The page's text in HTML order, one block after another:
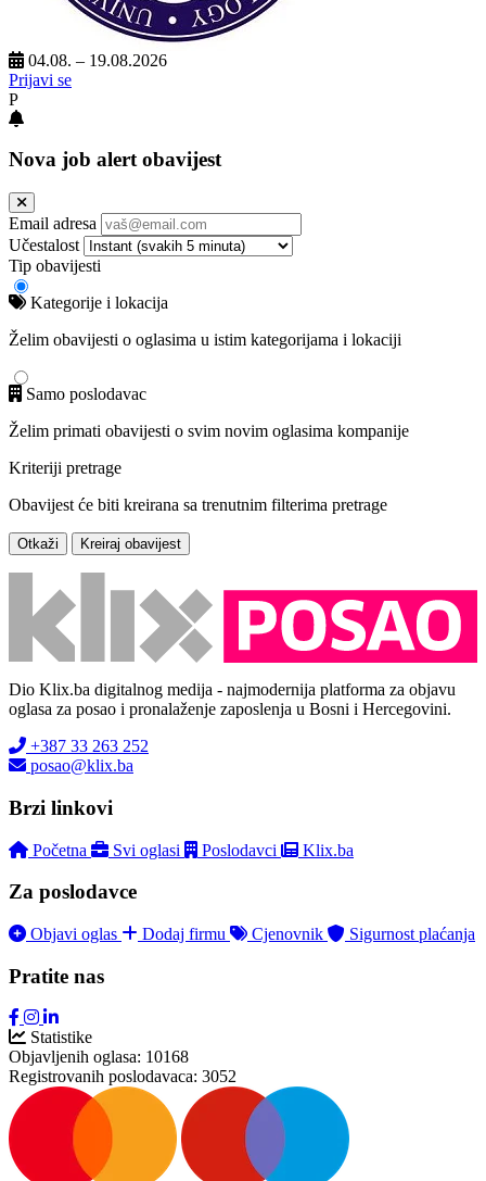
04.08. – 19.08.2026
Prijavi se
P
Nova job alert obavijest
Email adresa
Učestalost
Tip obavijesti
Kategorije i lokacija
Želim obavijesti o oglasima u istim kategorijama i lokaciji
Samo poslodavac
Želim primati obavijesti o svim novim oglasima kompanije
Kriteriji pretrage
Obavijest će biti kreirana sa trenutnim filterima pretrage
Otkaži Kreiraj obavijest
Dio Klix.ba digitalnog medija - najmodernija platforma za objavu
oglasa za posao i pronalaženje zaposlenja u Bosni i Hercegovini.
+387 33 263 252
posao@klix.ba
Brzi linkovi
Početna Svi oglasi Poslodavci Klix.ba
Za poslodavce
Objavi oglas Dodaj firmu Cjenovnik Sigurnost plaćanja
Pratite nas
Statistike
Objavljenih oglasa: 10168
Registrovanih poslodavaca: 3052